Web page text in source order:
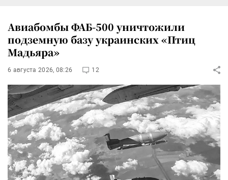
Авиабомбы ФАБ-500 уничтожили
подземную базу украинских «Птиц
Мадьяра»
6 августа 2026, 08:26 12